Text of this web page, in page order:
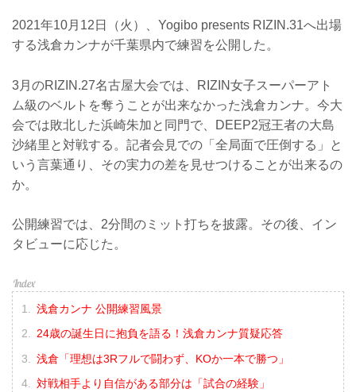
2021年10月12日（火）、Yogibo presents RIZIN.31へ出場
する浅倉カンナが千葉県内で練習を公開した。
3月のRIZIN.27名古屋大会では、RIZIN女子スーパーアト
ム級のベルトを奪うことが出来なかった浅倉カンナ。今大
会では敗北した浜崎朱加と同門で、DEEP2冠王者の大島
沙緒里と対戦する。記者会見での「全局面で圧倒する」と
いう言葉通り、その実力の差を見せつけることが出来るの
か。
公開練習では、2分間のミット打ちを披露。その後、イン
タビューに応じた。
浅倉カンナ 公開練習風景
24歳の誕生日に抱負を語る！浅倉カンナ質疑応答
浅倉「理想は3Rフルで闘わず、KOか一本で勝つ」
対戦相手より自信がある部分は「試合の経験」